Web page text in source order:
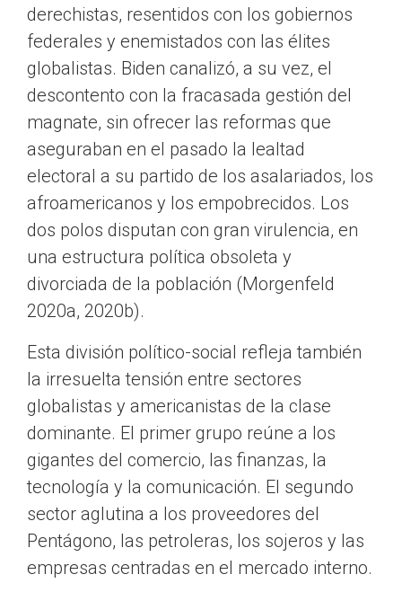
derechistas, resentidos con los gobiernos
federales y enemistados con las élites
globalistas. Biden canalizó, a su vez, el
descontento con la fracasada gestión del
magnate, sin ofrecer las reformas que
aseguraban en el pasado la lealtad
electoral a su partido de los asalariados, los
afroamericanos y los empobrecidos. Los
dos polos disputan con gran virulencia, en
una estructura política obsoleta y
divorciada de la población (Morgenfeld
2020a, 2020b).
Esta división político-social refleja también
la irresuelta tensión entre sectores
globalistas y americanistas de la clase
dominante. El primer grupo reúne a los
gigantes del comercio, las finanzas, la
tecnología y la comunicación. El segundo
sector aglutina a los proveedores del
Pentágono, las petroleras, los sojeros y las
empresas centradas en el mercado interno.